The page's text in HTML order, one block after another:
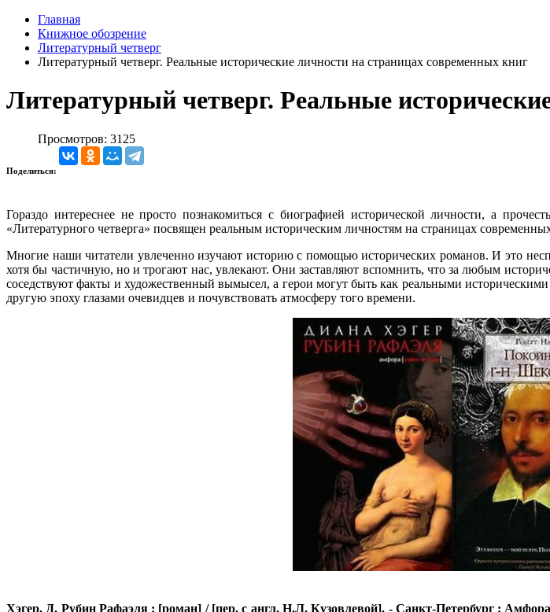
Главная
Книжное обозрение
Литературный четверг
Литературный четверг. Реальные исторические личности на страницах современных книг
Литературный четверг. Реальные
Просмотров: 3125
Поделиться:
Гораздо интереснее не просто познакомиться с биографией исторической личности, а
«Литературного четверга» посвящен реальным историческим личностям на страницах
Многие наши читатели увлеченно изучают историю с помощью исторических романов. И это
хотя бы частичную, но и трогают нас, увлекают. Они заставляют вспомнить, что за любым
соседствуют факты и художественный вымысел, а герои могут быть как реальными
другую эпоху глазами очевидцев и почувствовать атмосферу того времени.
Хэгер, Д. Рубин Рафаэля : [роман] / [пер. с англ. Н.Л. Кузовлевой]. - Санкт-Петербург :